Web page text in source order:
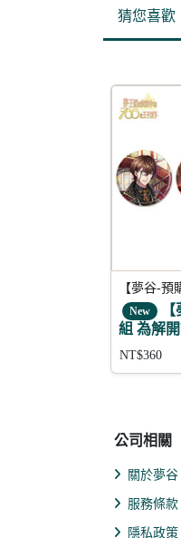
猜您喜歡
【夢谷-預
New 【
組 為解
的魔法 傑
NT$360
公司相關
關於夢谷
服務條款
隱私政策